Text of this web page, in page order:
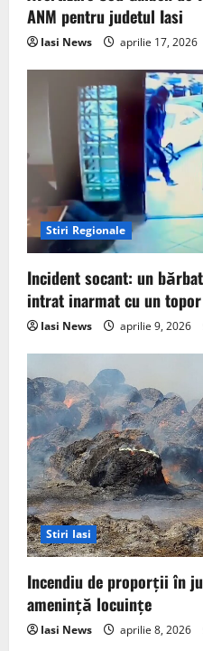
ANM pentru judetul Iasi
Iasi News aprilie 17, 2026
Stiri Regionale
Incident socant: un
intrat inarmat cu un
Iasi News aprilie 9, 2026
Stiri Iasi
Incendiu de proporții în
amenință locuințe
Iasi News aprilie 8, 2026